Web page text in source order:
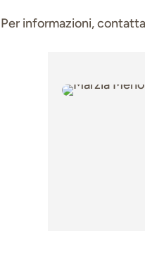
Per informazioni,